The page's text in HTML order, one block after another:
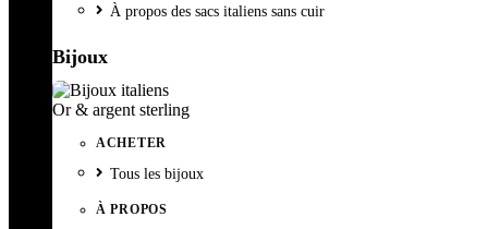
À propos des sacs italiens sans cuir
Bijoux
Or & argent sterling
ACHETER
Tous les bijoux
À PROPOS